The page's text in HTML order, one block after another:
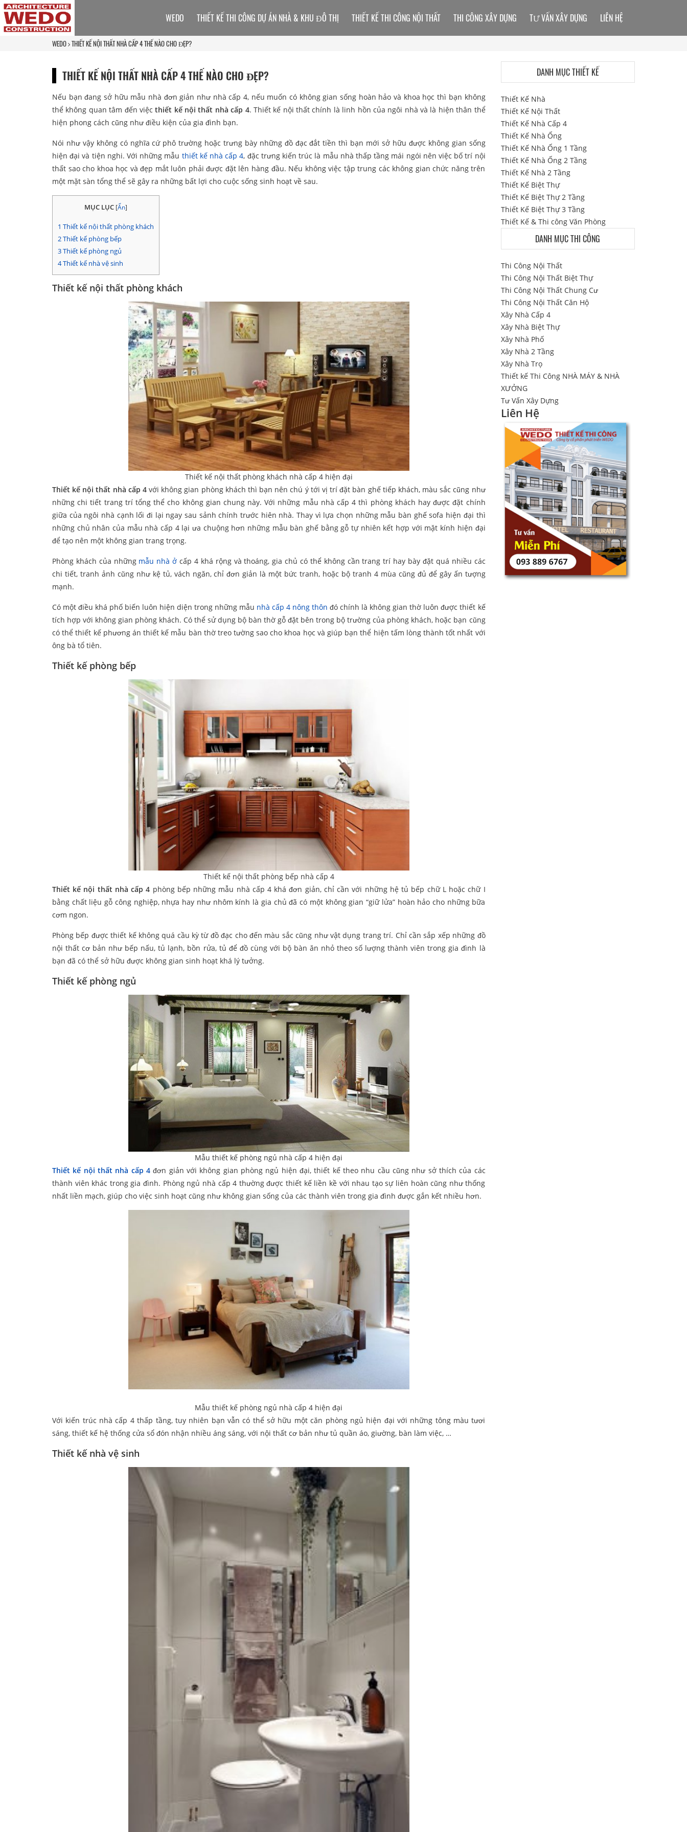
WEDO THIẾT KẾ NỘI THẤT NHÀ CẤP 4 THẾ NÀO CHO ĐẸP?
THIẾT KẾ NỘI THẤT NHÀ CẤP 4 THẾ NÀO CHO ĐẸP?
Nếu bạn đang sở hữu mẫu nhà đơn giản như nhà cấp 4, nếu muốn có không gian sống hoàn hảo và khoa học thì bạn không
thể không quan tâm đến việcthiết kế nội thất nhà cấp 4. Thiết kế nội thất chính là linh hồn của ngôi nhà và là hiện thân thể
hiện phong cách cũng như điều kiện của gia đình bạn.
Nói như vậy không có nghĩa cứ phô trường hoặc trưng bày những đồ đạc đắt tiền thì bạn mới sở hữu được không gian sống
hiện đại và tiện nghi. Với những mẫu thiết kế nhà cấp 4, đặc trưng kiến trúc là mẫu nhà thấp tầng mái ngói nên việc bố trí nội
thất sao cho khoa học và đẹp mắt luôn phải được đặt lên hàng đầu. Nếu không việc tập trung các không gian chức năng trên
một mặt sàn tổng thể sẽ gây ra những bất lợi cho cuộc sống sinh hoạt về sau.
MỤC LỤC [Ẩn]
1 Thiết kế nội thất phòng khách
2Thiết kế phòng bếp
3Thiết kế phòng ngủ
4Thiết kế nhà vệ sinh
Thiết kế nội thất phòng khách
Thiết kế nội thất phòng khách nhà cấp 4 hiện đại
Thiết kế nội thất nhà cấp 4với không gian phòng khách thì bạn nên chú ý tới vị trí đặt bàn ghế tiếp khách, màu sắc cũng như
những chi tiết trang trí tổng thể cho không gian chung này. Với những mẫu nhà cấp 4 thì phòng khách hay được đặt chính
giữa của ngôi nhà cạnh lối đi lại ngay sau sảnh chính trước hiên nhà. Thay vì lựa chọn những mẫu bàn ghế sofa hiện đại thì
những chủ nhân của mẫu nhà cấp 4 lại ưa chuộng hơn những mẫu bàn ghế bằng gỗ tự nhiên kết hợp với mặt kính hiện đại
để tạo nên một không gian trang trọng.
Phòng khách của những mẫu nhà ở cấp 4 khá rộng và thoáng, gia chủ có thể không cần trang trí hay bày đặt quá nhiều các
chi tiết, tranh ảnh cũng như kệ tủ, vách ngăn, chỉ đơn giản là một bức tranh, hoặc bộ tranh 4 mùa cũng đủ để gây ấn tượng
mạnh.
Có một điều khá phố biến luôn hiện diện trong những mẫu nhà cấp 4 nông thôn đó chính là không gian thờ luôn được thiết kế
tích hợp với không gian phòng khách. Có thể sử dụng bộ bàn thờ gỗ đặt bên trong bộ trường của phòng khách, hoặc bạn cũng
có thể thiết kế phương án thiết kế mẫu bàn thờ treo tường sao cho khoa học và giúp bạn thể hiện tấm lòng thành tốt nhất với
ông bà tổ tiên.
Thiết kế phòng bếp
Thiết kế nội thất phòng bếp nhà cấp 4
Thiết kế nội thất nhà cấp 4 phòng bếp những mẫu nhà cấp 4 khá đơn giản, chỉ cần với những hệ tủ bếp chữ L hoặc chữ I
bằng chất liệu gỗ công nghiệp, nhựa hay như nhôm kính là gia chủ đã có một không gian “giữ lửa” hoàn hảo cho những bữa
cơm ngon.
Phòng bếp được thiết kế không quá cầu kỳ từ đồ đạc cho đến màu sắc cũng như vật dụng trang trí. Chỉ cần sắp xếp những đồ
nội thất cơ bản như bếp nấu, tủ lạnh, bồn rửa, tủ để đồ cùng với bộ bàn ăn nhỏ theo số lượng thành viên trong gia đình là
bạn đã có thể sở hữu được không gian sinh hoạt khá lý tưởng.
Thiết kế phòng ngủ
Mẫu thiết kế phòng ngủ nhà cấp 4 hiện đại
Thiết kế nội thất nhà cấp 4đơn giản với không gian phòng ngủ hiện đại, thiết kế theo nhu cầu cũng như sở thích của các
thành viên khác trong gia đình. Phòng ngủ nhà cấp 4 thường được thiết kế liền kề với nhau tạo sự liên hoàn cũng như thống
nhất liền mạch, giúp cho việc sinh hoạt cũng như không gian sống của các thành viên trong gia đình được gắn kết nhiều hơn.
Mẫu thiết kế phòng ngủ nhà cấp 4 hiện đại
Với kiến trúc nhà cấp 4 thấp tầng, tuy nhiên bạn vẫn có thể sở hữu một căn phòng ngủ hiện đại với những tông màu tươi
sáng, thiết kế hệ thống cửa sổ đón nhận nhiều áng sáng, với nội thất cơ bản như tủ quần áo, giường, bàn làm việc, …
Thiết kế nhà vệ sinh
WEDO THIẾT KẾ THI CÔNG DỰ ÁN NHÀ & KHU ĐÔ THỊ THIẾT KẾ THI CÔNG NỘI THẤT THI CÔNG XÂY DỰNG TƯ VẤN XÂY DỰNG LIÊN HỆ
DANH MỤC THIẾT KẾ
Thiết Kế Nhà
Thiết Kế Nội Thất
Thiết Kế Nhà Cấp 4
Thiết Kế Nhà Ống
Thiết Kế Nhà Ống 1 Tầng
Thiết Kế Nhà Ống 2 Tầng
Thiết Kế Nhà 2 Tầng
Thiết Kế Biệt Thự
Thiết Kế Biệt Thự 2 Tầng
Thiết Kế Biệt Thự 3 Tầng
Thiết Kế & Thi công Văn Phòng
DANH MỤC THI CÔNG
Thi Công Nội Thất
Thi Công Nội Thất Biệt Thự
Thi Công Nội Thất Chung Cư
Thi Công Nội Thất Căn Hộ
Xây Nhà Cấp 4
Xây Nhà Biệt Thự
Xây Nhà Phố
Xây Nhà 2 Tầng
Xây Nhà Trọ
Thiết kế Thi Công NHÀ MÁY & NHÀ
XƯỞNG
Tư Vấn Xây Dựng
Liên Hệ